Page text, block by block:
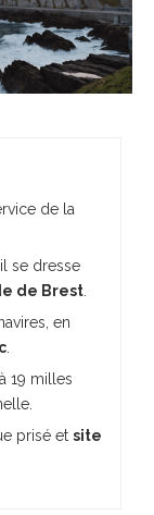
de la
se dresse
de Brest
en
à 19 milles
prisé et site